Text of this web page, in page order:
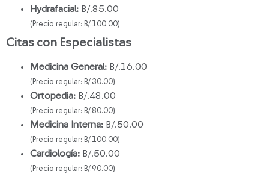
Hydrafacial: B/.85.00
(Precio regular: B/.100.00)
Citas con Especialistas
Medicina General: B/.16.00
(Precio regular: B/.30.00)
Ortopedia: B/.48.00
(Precio regular: B/.80.00)
Medicina Interna: B/.50.00
(Precio regular: B/.100.00)
Cardiología: B/.50.00
(Precio regular: B/.90.00)